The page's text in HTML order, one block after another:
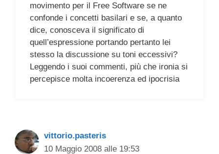
movimento per il Free Software se ne
confonde i concetti basilari e se, a quanto
dice, conosceva il significato di
quell’espressione portando pertanto lei
stesso la discussione su toni eccessivi?
Leggendo i suoi commenti, più che ironia si
percepisce molta incoerenza ed ipocrisia
vittorio.pasteris
10 Maggio 2008 alle 19:53